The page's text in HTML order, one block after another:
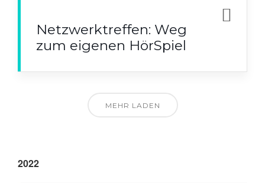
Netzwerktreffen: Weg
zum eigenen HörSpiel
MEHR LADEN
2022